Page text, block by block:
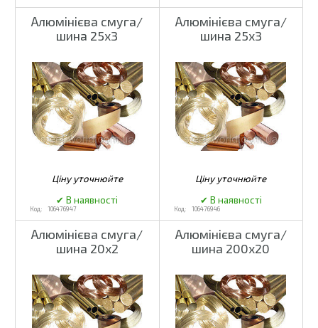
Алюмінієва смуга/
шина 25x3
106476947
Алюмінієва смуга/
шина 25x3
106476946
Алюмінієва смуга/
шина 20x2
Алюмінієва смуга/
шина 200x20